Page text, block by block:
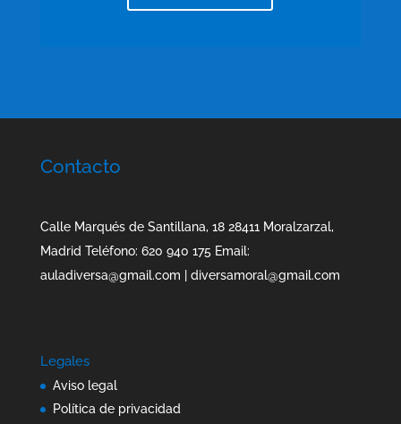
Contacto
Calle Marqués de Santillana, 18 28411 Moralzarzal,
Madrid Teléfono: 620 940 175 Email:
auladiversa@gmail.com | diversamoral@gmail.com
Legales
Aviso legal
Política de privacidad